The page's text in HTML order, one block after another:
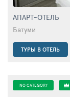
АПАРТ-ОТЕЛЬ
Батуми
ТУРЫ В ОТЕЛЬ
NO CATEGORY